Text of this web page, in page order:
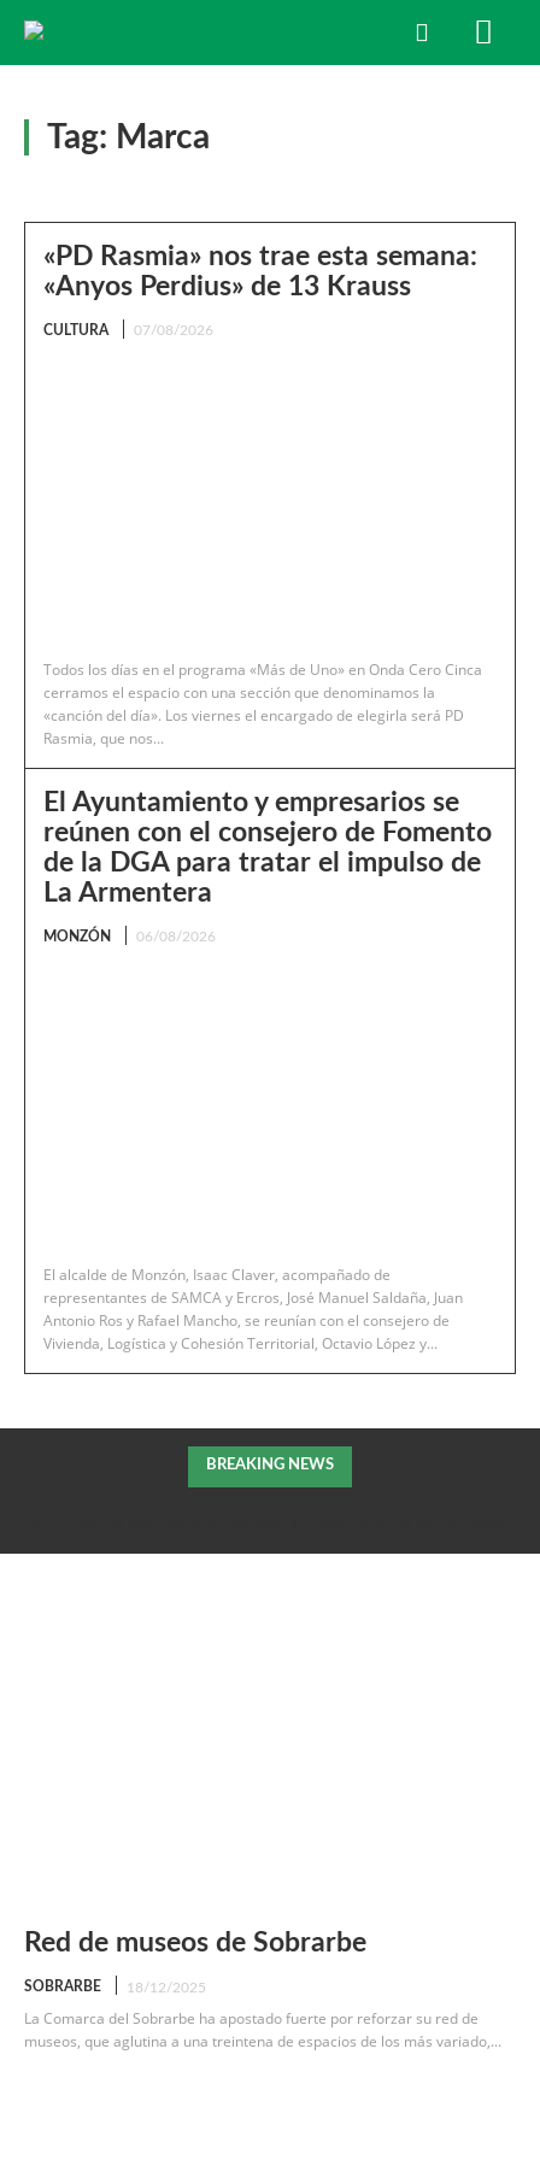
Tag: Marca
«PD Rasmia» nos trae esta semana:
«Anyos Perdius» de 13 Krauss
CULTURA 07/08/2026
Todos los días en el programa «Más de Uno» en Onda Cero Cinca
cerramos el espacio con una sección que denominamos la
«canción del día». Los viernes el encargado de elegirla será PD
Rasmia, que nos...
El Ayuntamiento y empresarios se
reúnen con el consejero de Fomento
de la DGA para tratar el impulso de
La Armentera
MONZÓN 06/08/2026
El alcalde de Monzón, Isaac Claver, acompañado de
representantes de SAMCA y Ercros, José Manuel Saldaña, Juan
Antonio Ros y Rafael Mancho, se reunían con el consejero de
Vivienda, Logística y Cohesión Territorial, Octavio López y...
BREAKING NEWS
Red de museos de Sobrarbe
SOBRARBE 18/12/2025
La Comarca del Sobrarbe ha apostado fuerte por reforzar su red de
museos, que aglutina a una treintena de espacios de los más variado,...